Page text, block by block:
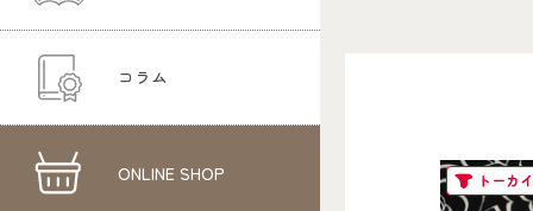
コラム
ONLINE SHOP トーカ